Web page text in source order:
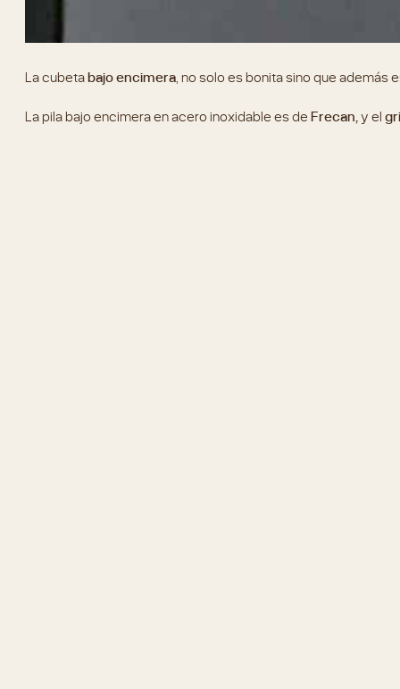
La cubetabajo encimera, no solo es bonita sino que además
La pila bajo encimera en acero inoxidable es deFrecan,y el